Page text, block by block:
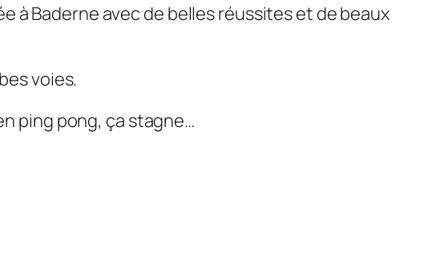
à Baderne avec de belles réussites et de beaux
voies.
ping pong, ça stagne…